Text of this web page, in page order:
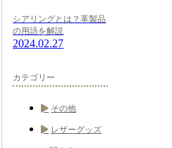
シアリングとは？革製品
の用語を解説
2024.02.27
カテゴリー
その他
レザーグッズ